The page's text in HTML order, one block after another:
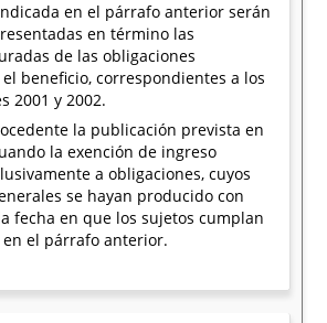
en el párrafo anterior serán
en término las
de las obligaciones
beneficio, correspondientes a los
2001 y 2002.
la publicación prevista en
la exención de ingreso
a obligaciones, cuyos
se hayan producido con
fecha en que los sujetos cumplan
el párrafo anterior.